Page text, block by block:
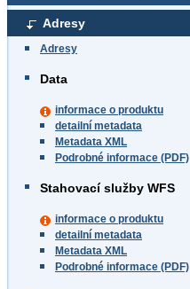
Adresy
Adresy
Data
informace o produktu
detailní metadata
Metadata XML
Podrobné informace (PDF)
Stahovací služby WFS
informace o produktu
detailní metadata
Metadata XML
Podrobné informace (PDF)